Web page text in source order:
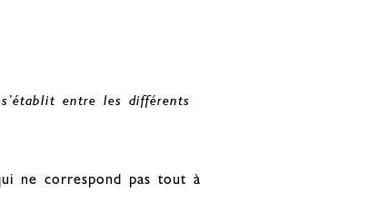
entre les différents
ne correspond pas tout à